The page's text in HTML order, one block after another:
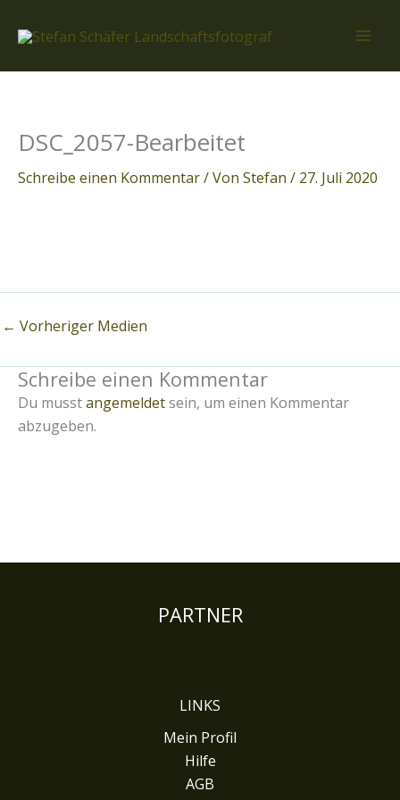
Inhalt
DSC_2057-Bearbeitet
Schreibe einen Kommentar/ Von Stefan / 27. Juli 2020
← Vorheriger Medien
Schreibe einen Kommentar
Du musstangemeldetsein, um einen Kommentar
abzugeben.
PARTNER
LINKS
Mein Profil
Hilfe
AGB